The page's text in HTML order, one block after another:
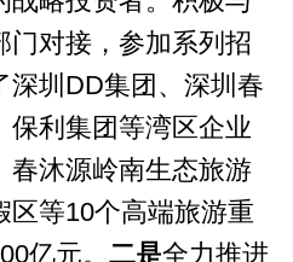
门对接，参加系列招
深圳DD集团、深圳春
保利集团等湾区企业
春沐源岭南生态旅游
区等10个高端旅游重
亿元。 二是全力推进